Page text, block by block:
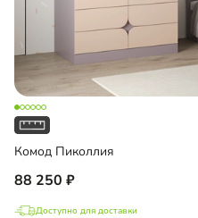
Комод Пиколлия
88 250
Доступно для доставки